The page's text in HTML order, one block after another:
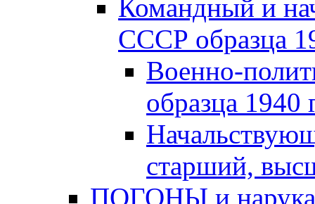
Командный и
СССР образца
Военно-
образца 1940
старший,
ПОГОНЫ и